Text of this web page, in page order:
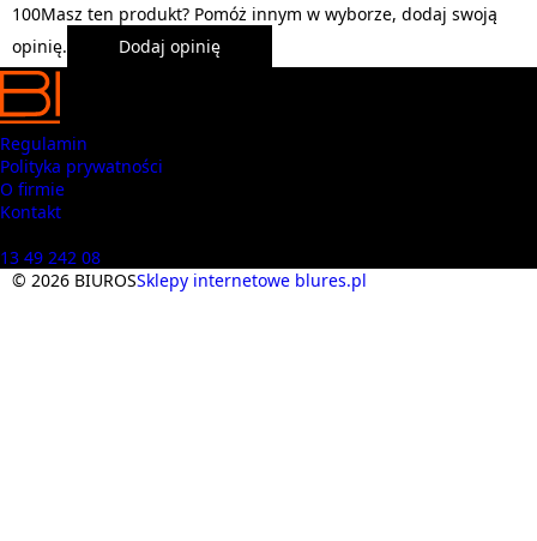
100Masz ten produkt? Pomóż innym w wyborze, dodaj swoją
opinię.
Dodaj opinię
Regulamin
Polityka prywatności
O firmie
Kontakt
13 49 242 08
© 2026 BIUROSSklepy internetowe blures.pl